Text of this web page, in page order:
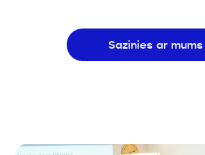
Sazinies ar mums